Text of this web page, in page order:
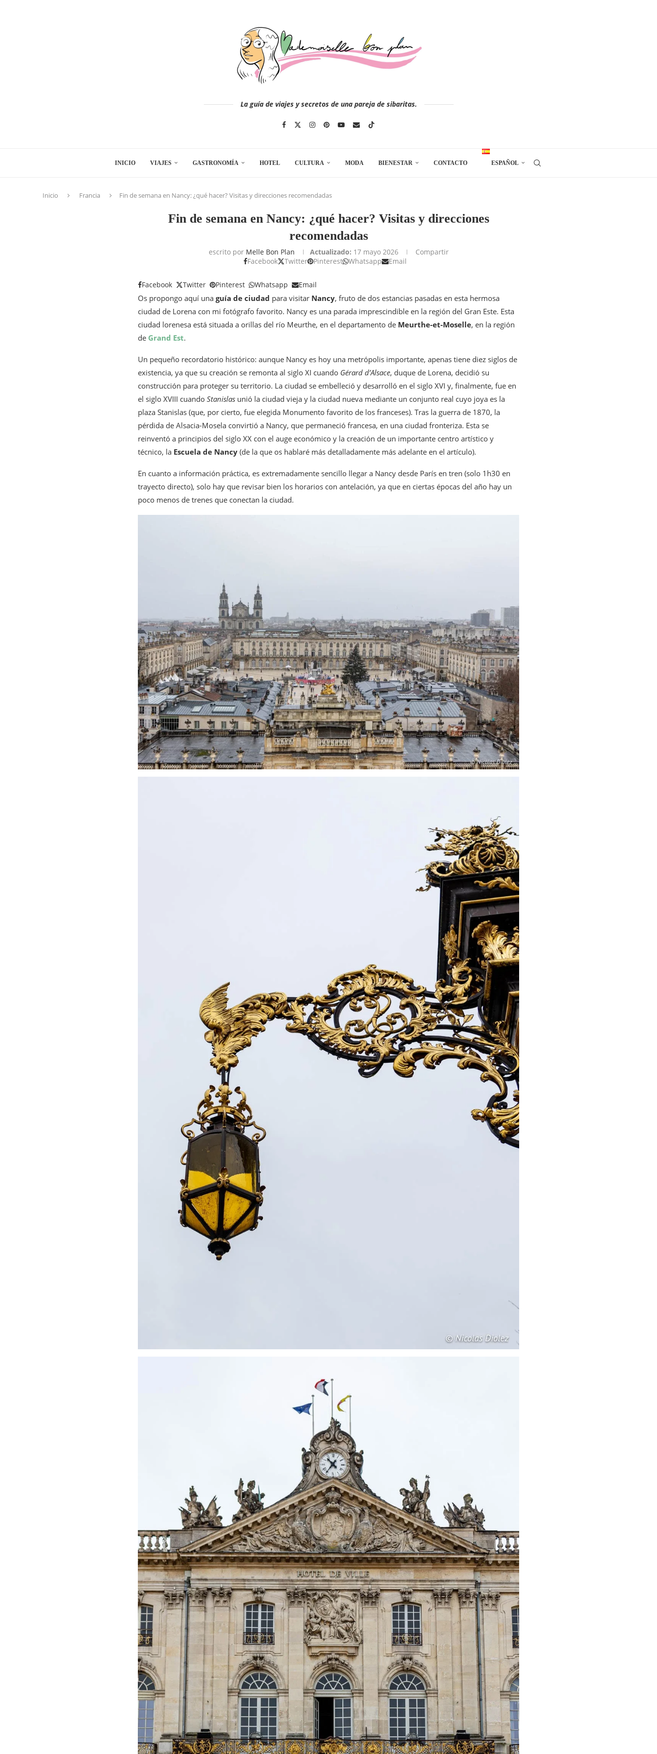
La guía de viajes y secretos de una pareja de sibaritas.
INICIO VIAJES GASTRONOMÍA HOTEL CULTURA MODA BIENESTAR CONTACTO ESPAÑOL
Inicio Francia Fin de semana en Nancy: ¿qué hacer? Visitas y direcciones recomendadas
Fin de semana en Nancy: ¿qué hacer? Visitas y direcciones
recomendadas
escrito por Melle Bon Plan Actualizado: 17 mayo 2026
Compartir
Facebook
Twitter Pinterest Whatsapp Email
Facebook Twitter Pinterest Whatsapp Email
Os propongo aquí una guía de ciudad para visitar Nancy, fruto de dos estancias pasadas en esta hermosa
ciudad de Lorena con mi fotógrafo favorito. Nancy es una parada imprescindible en la región del Gran Este. Esta
ciudad lorenesa está situada a orillas del río Meurthe, en el departamento de Meurthe-et-Moselle, en la región
de Grand Est.
Un pequeño recordatorio histórico: aunque Nancy es hoy una metrópolis importante, apenas tiene diez siglos de
existencia, ya que su creación se remonta al siglo XI cuando Gérard d’Alsace, duque de Lorena, decidió su
construcción para proteger su territorio. La ciudad se embelleció y desarrolló en el siglo XVI y, finalmente, fue en
el siglo XVIII cuando Stanislas unió la ciudad vieja y la ciudad nueva mediante un conjunto real cuyo joya es la
plaza Stanislas (que, por cierto, fue elegida Monumento favorito de los franceses). Tras la guerra de 1870, la
pérdida de Alsacia-Mosela convirtió a Nancy, que permaneció francesa, en una ciudad fronteriza. Esta se
reinventó a principios del siglo XX con el auge económico y la creación de un importante centro artístico y
técnico, la Escuela de Nancy (de la que os hablaré más detalladamente más adelante en el artículo).
En cuanto a información práctica, es extremadamente sencillo llegar a Nancy desde París en tren (solo 1h30 en
trayecto directo), solo hay que revisar bien los horarios con antelación, ya que en ciertas épocas del año hay un
poco menos de trenes que conectan la ciudad.